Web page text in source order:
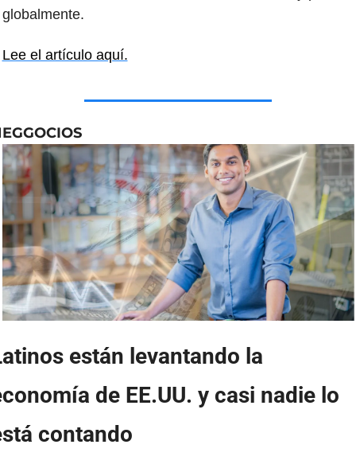
globalmente.
Lee el artículo aquí.
están levantando la
de EE.UU. y casi nadie lo
contando